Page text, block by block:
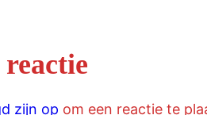
reactie
zijn op om een reactie te